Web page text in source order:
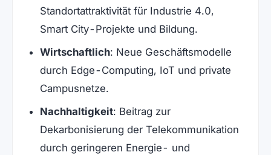
Standortattraktivität für Industrie 4.0,
Smart City-Projekte und Bildung.
Wirtschaftlich: Neue Geschäftsmodelle
durch Edge-Computing, IoT und private
Campusnetze.
Nachhaltigkeit: Beitrag zur
Dekarbonisierung der Telekommunikation
durch geringeren Energie- und